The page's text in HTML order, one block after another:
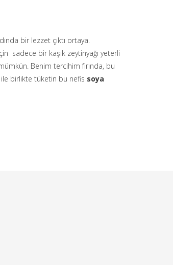
bir lezzet çıktı ortaya.
sadece bir kaşık zeytinyağı yeterli
Benim tercihim fırında, bu
ile birlikte tüketin bu nefis soya